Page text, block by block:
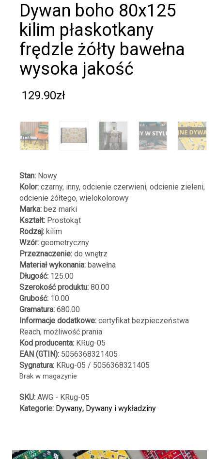
dywan boho 80x125
kilim płaskotkany
frędzle żółty bawełna
wysoka jakość
129.90zł
Stan: Nowy
Kolor: czarny, inny, odcienie czerwieni, odcienie zieleni,
odcienie żółtego, wielokolorowy
Marka: bez marki
Kształt: Prostokąt
Rodzaj: kilim
Wzór: geometryczny
Przeznaczenie: do wnętrz
Materiał wykonania: bawełna
Długość: 125.00
Szerokość produktu: 80.00
Grubość: 10.00
Gramatura: 680.00
Informacje dodatkowe: certyfikat bezpieczeństwa
Reach, możliwość prania
Kod producenta: KRug-05
EAN (GTIN): 5056368321405
Sygnatura: KRug-05 / 5056368321405
Brak w magazynie
SKU: AWG - KRug-05
Kategorie: Dywany, Dywany i wykładziny